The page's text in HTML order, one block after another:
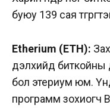
буюу 139 сая
Etherium (ETH):
дэлхийд биткойны
бол этериум юм.
программ зохиогч